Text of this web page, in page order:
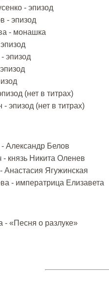
- эпизод
- эпизод
- монашка
эпизод
(нет в титрах)
эпизод (нет в титрах)
Александр Белов
князь Никита Оленев
Анастасия Ягужинская
- императрица Елизавета
- «Песня о разлуке»